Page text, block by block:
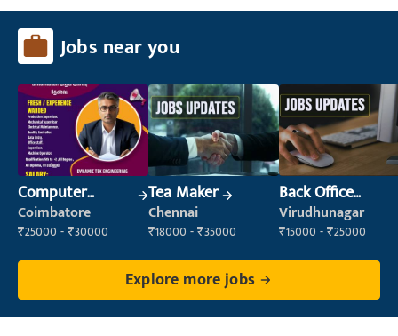
Jobs near you
Computer
Operator
Coimbatore
₹25000 - ₹30000
Tea Maker
Chennai
₹18000 - ₹35000
Back Office
Executive
(Administration)
Virudhunagar
₹15000 - ₹25000
Explore more jobs